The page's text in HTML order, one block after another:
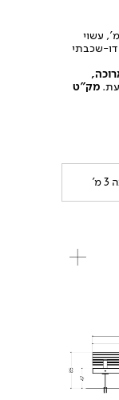
ספסל מדגם “ארז עם משענת ומסעדי יד” 3 מ’, עשוי
דו-שכבתי
מק”ט
מ'